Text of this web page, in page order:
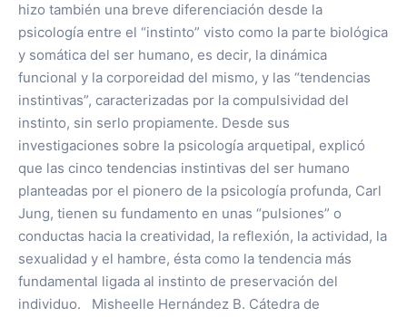
hizo también una breve diferenciación desde la
psicología entre el “instinto” visto como la parte biológica
y somática del ser humano, es decir, la dinámica
funcional y la corporeidad del mismo, y las “tendencias
instintivas”, caracterizadas por la compulsividad del
instinto, sin serlo propiamente. Desde sus
investigaciones sobre la psicología arquetipal, explicó
que las cinco tendencias instintivas del ser humano
planteadas por el pionero de la psicología profunda, Carl
Jung, tienen su fundamento en unas “pulsiones” o
conductas hacia la creatividad, la reflexión, la actividad, la
sexualidad y el hambre, ésta como la tendencia más
fundamental ligada al instinto de preservación del
individuo. Misheelle Hernández B. Cátedra de